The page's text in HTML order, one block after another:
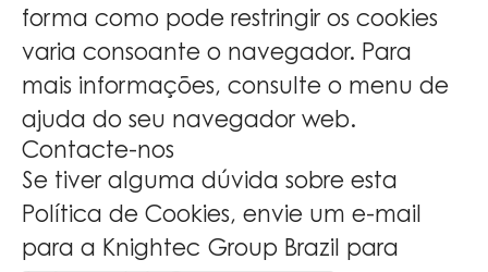
forma como pode restringir os cookies
varia consoante o navegador. Para
mais informações, consulte o menu de
ajuda do seu navegador web.
Contacte-nos
Se tiver alguma dúvida sobre esta
Política de Cookies, envie um e-mail
para a Knightec Group Brazil para